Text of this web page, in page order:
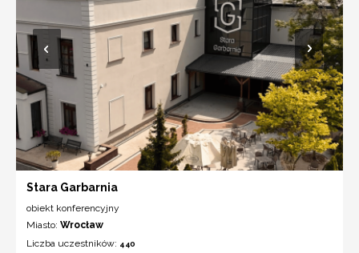
Stara Garbarnia
obiekt konferencyjny
Miasto: Wrocław
Liczba uczestników: 440